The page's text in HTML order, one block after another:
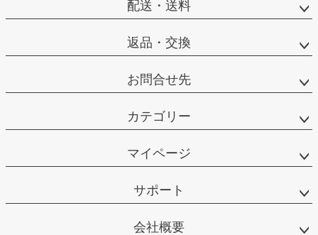
配送・送料
返品・交換
お問合せ先
カテゴリー
マイページ
サポート
会社概要